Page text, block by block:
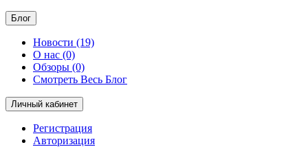
Блог
Новости (19)
О нас (0)
Обзоры (0)
Смотреть Весь Блог
Личный кабинет
Регистрация
Авторизация